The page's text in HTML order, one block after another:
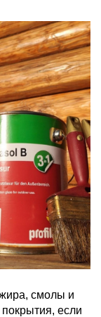
смолы и
если